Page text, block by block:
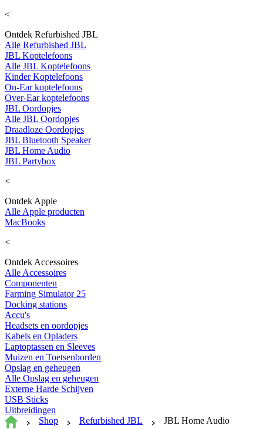
<
Ontdek Refurbished JBL
Alle Refurbished JBL
JBL Koptelefoons
Alle JBL Koptelefoons
Kinder Koptelefoons
On-Ear koptelefoons
Over-Ear koptelefoons
JBL Oordopjes
Alle JBL Oordopjes
Draadloze Oordopjes
JBL Bluetooth Speaker
JBL Home Audio
JBL Partybox
<
Ontdek Apple
Alle Apple producten
MacBooks
<
Ontdek Accessoires
Alle Accessoires
Componenten
Farming Simulator 25
Docking stations
Accu's
Headsets en oordopjes
Kabels en Opladers
Laptoptassen en Sleeves
Muizen en Toetsenborden
Opslag en geheugen
Alle Opslag en geheugen
Externe Harde Schijven
USB Sticks
Uitbreidingen
Shop
Refurbished JBL JBL Home Audio